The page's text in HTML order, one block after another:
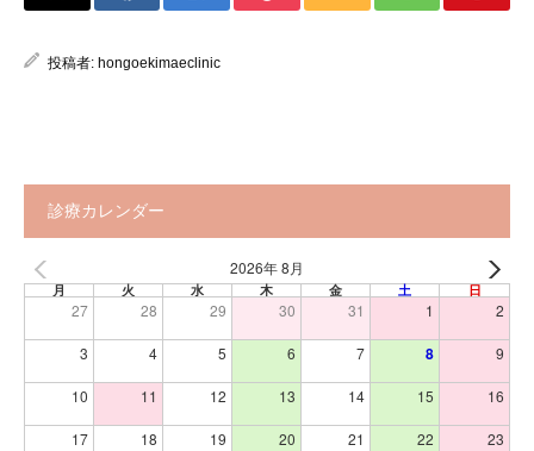
投稿者: hongoekimaeclinic
診療カレンダー
2026年 8月
月 火 水 木 金 土 日
27 28 29 30 31 1 2
3 4 5 6 7 8 9
10 11 12 13 14 15 16
17 18 19 20 21 22 23